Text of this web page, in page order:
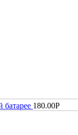
батарее 180.00Р